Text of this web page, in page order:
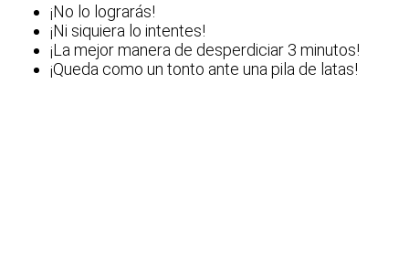
¡No lo lograrás!
¡Ni siquiera lo intentes!
¡La mejor manera de desperdiciar 3 minutos!
¡Queda como un tonto ante una pila de latas!